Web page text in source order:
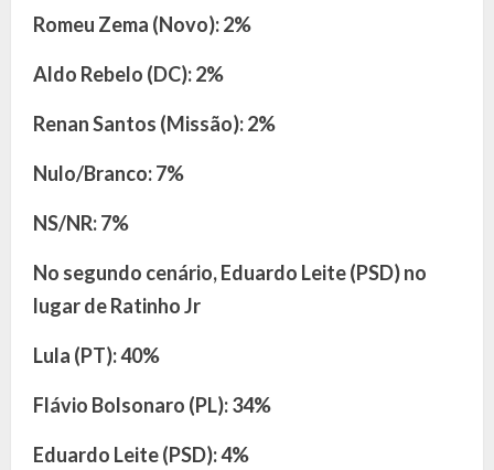
Romeu Zema (Novo): 2%
Aldo Rebelo (DC): 2%
Renan Santos (Missão): 2%
Nulo/Branco: 7%
NS/NR: 7%
No segundo cenário, Eduardo Leite (PSD) no
lugar de Ratinho Jr
Lula (PT): 40%
Flávio Bolsonaro (PL): 34%
Eduardo Leite (PSD): 4%